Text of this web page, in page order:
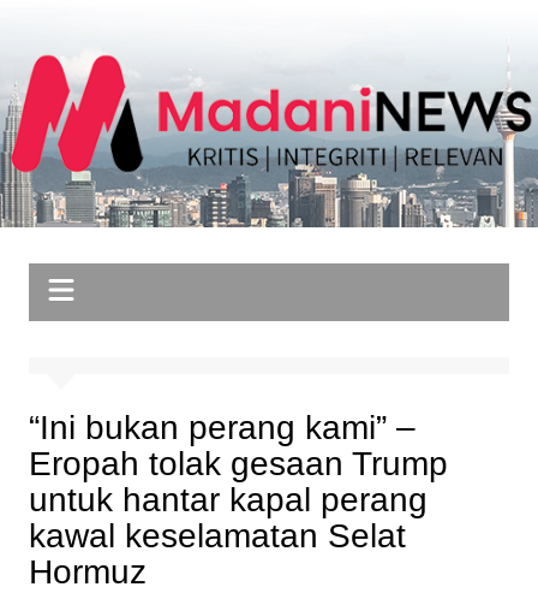
content
“Ini bukan perang kami” –
Eropah tolak gesaan Trump
untuk hantar kapal perang
kawal keselamatan Selat
Hormuz